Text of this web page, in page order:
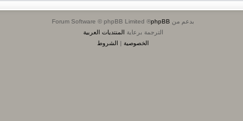
بدعم من phpBB
® Forum Software © phpBB Limited
الترجمة برعاية المنتديات العربية
الخصوصية | الشروط